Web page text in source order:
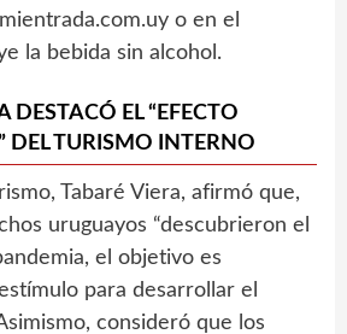
o en el
la bebida sin alcohol.
DESTACÓ EL “EFECTO
DEL TURISMO INTERNO
Tabaré Viera, afirmó que,
uruguayos “descubrieron el
el objetivo es
para desarrollar el
consideró que los